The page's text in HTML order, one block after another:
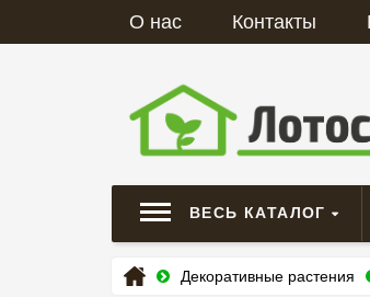
О нас Контакты
ВЕСЬ КАТАЛОГ
Декоративные растения